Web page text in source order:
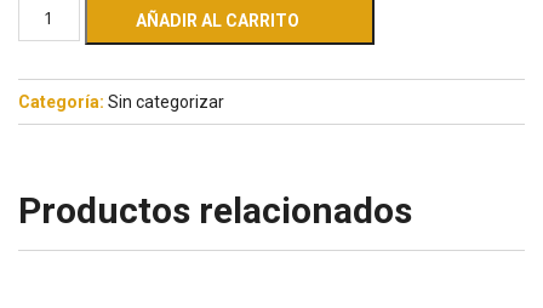
AÑADIR AL CARRITO
Categoría: Sin categorizar
Productos relacionados